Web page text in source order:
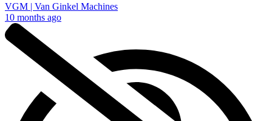
VGM | Van Ginkel Machines
10 months ago